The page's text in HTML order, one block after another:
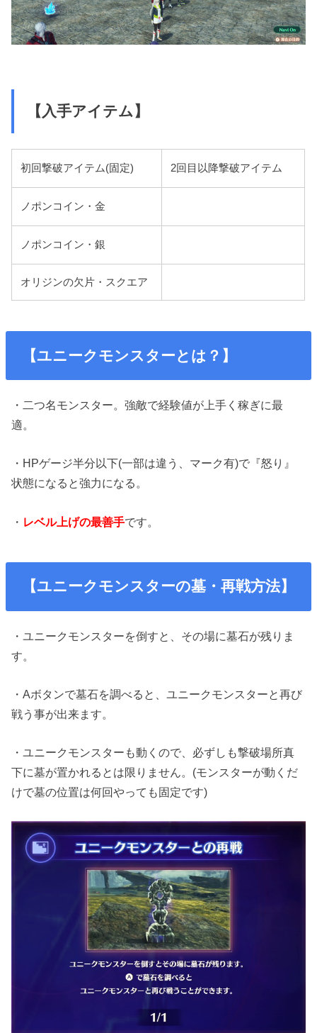
【入手アイテム】
初回撃破アイテム(固定) 2回目以降撃破アイテム
ノポンコイン・金
ノポンコイン・銀
オリジンの欠片・スクエア
【ユニークモンスターとは？】
・二つ名モンスター。強敵で経験値が上手く稼ぎに最
適。
・HPゲージ半分以下(一部は違う、マーク有)で『怒り』
状態になると強力になる。
・ レベル上げの最善手です。
【ユニークモンスターの墓・再戦方法】
・ユニークモンスターを倒すと、その場に墓石が残りま
す。
・Aボタンで墓石を調べると、ユニークモンスターと再び
戦う事が出来ます。
・ユニークモンスターも動くので、必ずしも撃破場所真
下に墓が置かれるとは限りません。(モンスターが動くだ
けで墓の位置は何回やっても固定です)